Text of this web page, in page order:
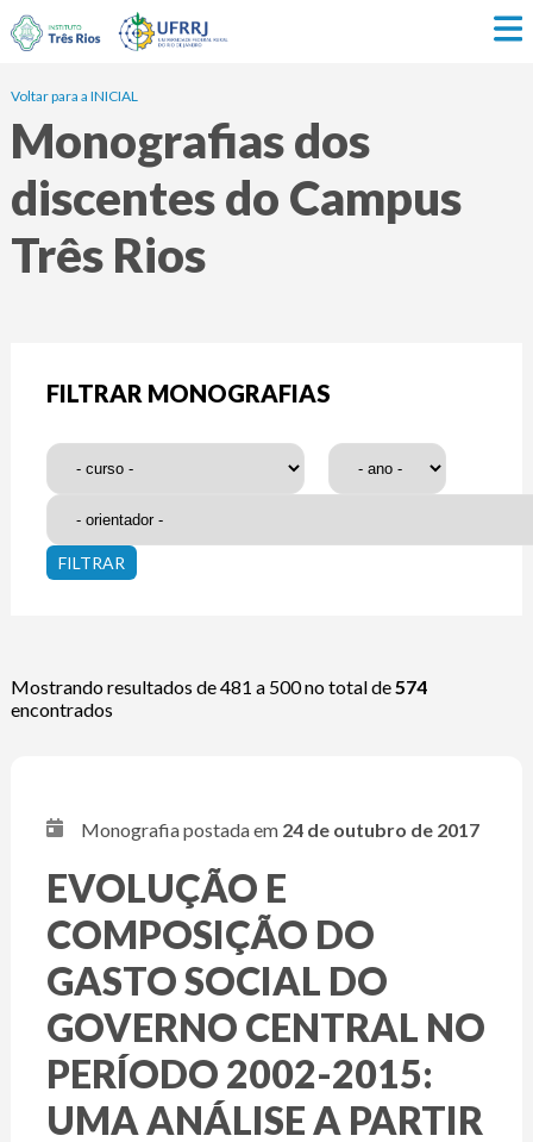
Voltar para a INICIAL
Monografias dos
discentes do Campus
Três Rios
FILTRAR MONOGRAFIAS
Mostrando resultados de 481 a 500 no total de574
encontrados
Monografia postada em 24 de outubro de 2017
EVOLUÇÃO E
COMPOSIÇÃO DO
GASTO SOCIAL DO
GOVERNO CENTRAL NO
PERÍODO 2002-2015:
UMA ANÁLISE A PARTIR